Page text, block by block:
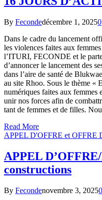
By Fecondedécembre 1, 20250
Dans le cadre du lancement
les violences faites aux
l’ITURI, FECONDE et le
d’annoncer le lancement des
dans l’aire de santé de
au site Rhoo. Sous le thème «
numériques faites aux
unir nos forces afin de
tant de femmes et de filles.
Read More
APPEL D'OFFRE et OFFRE
APPEL
constructions
By Fecondenovembre 3, 20250